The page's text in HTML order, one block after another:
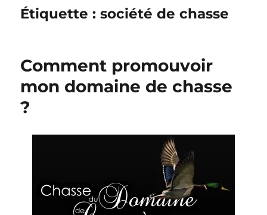
Étiquette :société de chasse
Comment promouvoir
mon domaine de chasse
?